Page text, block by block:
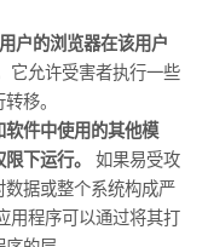
户的浏览器在该用户
它允许受害者执行一些
移。
件中使用的其他模
下运行。
如果易受攻
据或整个系统构成严
用程序可以通过将其打